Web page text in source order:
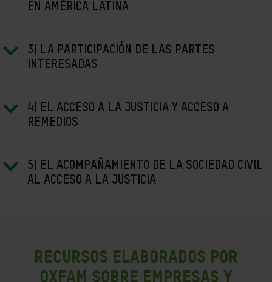
EN AMÉRICA LATINA
3) LA PARTICIPACIÓN DE LAS PARTES
INTERESADAS
4) EL ACCESO A LA JUSTICIA Y ACCESO A
REMEDIOS
5) EL ACOMPAÑAMIENTO DE LA SOCIEDAD CIVIL
AL ACCESO A LA JUSTICIA
Recursos elaborados por
OXFAM sobre Empresas y